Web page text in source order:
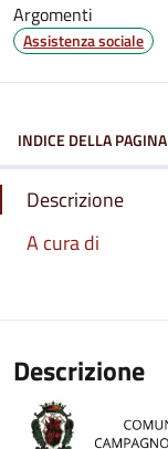
Argomenti
Assistenza sociale
INDICE DELLA PAGINA
Descrizione
A cura di
Descrizione